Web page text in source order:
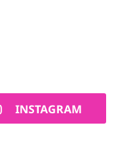
INSTAGRAM